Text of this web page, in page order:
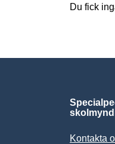
Du fick
Kontakta